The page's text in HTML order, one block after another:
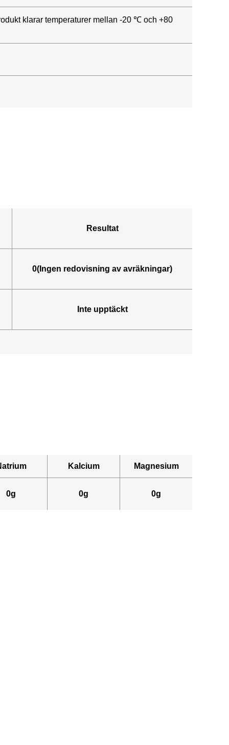
klarar temperaturer mellan -20 ℃ och +80
Resultat
0(Ingen redovisning av avräkningar)
Inte upptäckt
Kalcium Magnesium
0g 0g 0g